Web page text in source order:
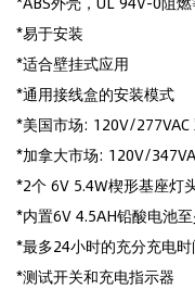
*易于安装
*适合壁挂式应用
*通用接线盒的安装模式
*美国市场: 120V/277VAC
*加拿大市场: 120V/
*2个 6V 5.4W楔形基座灯
*内置6V 4.5AH铅酸电池
*最多24小时的充分充电时
*测试开关和充电指示器